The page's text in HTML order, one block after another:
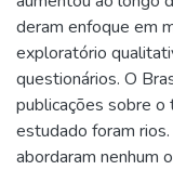
deram enfoque em
exploratório
questionários. O
publicações sobre o
estudado foram
abordaram nenhum